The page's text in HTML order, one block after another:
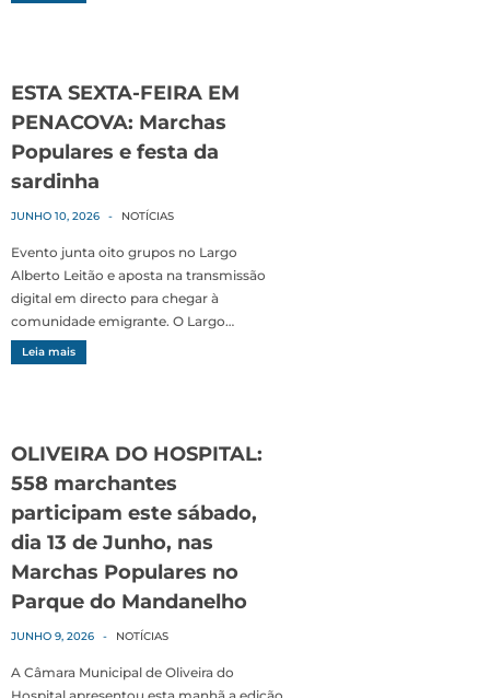
ESTA SEXTA-FEIRA EM
PENACOVA: Marchas
Populares e festa da
sardinha
JUNHO 10, 2026 - NOTÍCIAS
Evento junta oito grupos no Largo
Alberto Leitão e aposta na transmissão
digital em directo para chegar à
comunidade emigrante. O Largo…
Leia mais
OLIVEIRA DO HOSPITAL:
558 marchantes
participam este sábado,
dia 13 de Junho, nas
Marchas Populares no
Parque do Mandanelho
JUNHO 9, 2026 - NOTÍCIAS
A Câmara Municipal de Oliveira do